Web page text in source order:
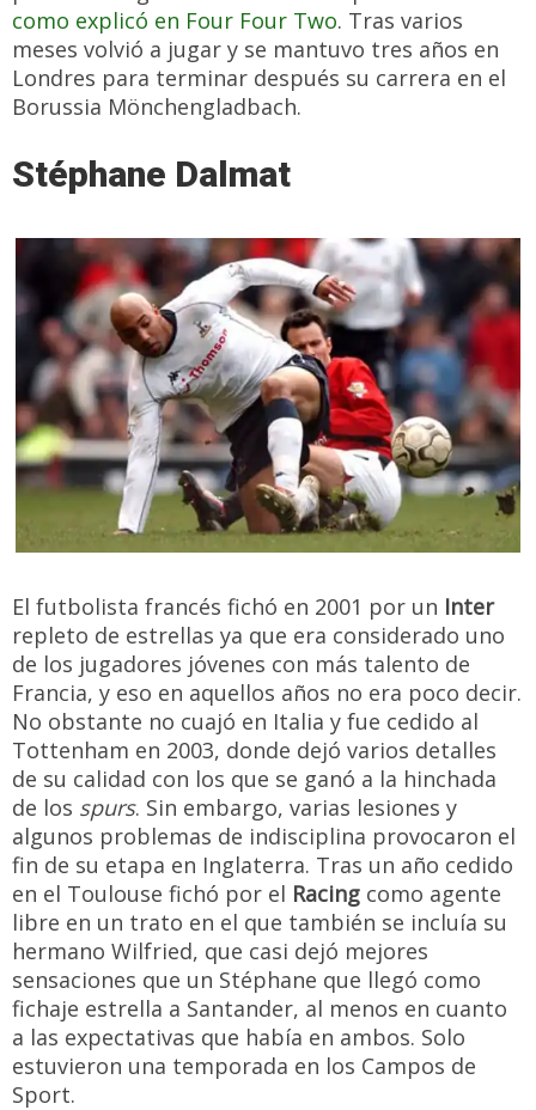
como explicó en Four Four Two. Tras varios
meses volvió a jugar y se mantuvo tres años en
Londres para terminar después su carrera en el
Borussia Mönchengladbach.
Stéphane Dalmat
El futbolista francés fichó en 2001 por un Inter
repleto de estrellas ya que era considerado uno
de los jugadores jóvenes con más talento de
Francia, y eso en aquellos años no era poco decir.
No obstante no cuajó en Italia y fue cedido al
Tottenham en 2003, donde dejó varios detalles
de su calidad con los que se ganó a la hinchada
de los spurs. Sin embargo, varias lesiones y
algunos problemas de indisciplina provocaron el
fin de su etapa en Inglaterra. Tras un año cedido
en el Toulouse fichó por el Racing como agente
libre en un trato en el que también se incluía su
hermano Wilfried, que casi dejó mejores
sensaciones que un Stéphane que llegó como
fichaje estrella a Santander, al menos en cuanto
a las expectativas que había en ambos. Solo
estuvieron una temporada en los Campos de
Sport.